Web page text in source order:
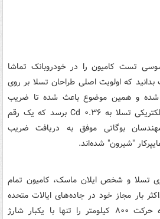
تست کامیون را در خودروبانک تماشا
بدانید که اولویت اصلی طراحان تسلا بر روی
شده و همین موضوع باعث شده تا ضریب
آیرودینامیکی اولین کامیون الکتریکی تسلا به Cd ۰.۳۶ برسد که یک رقم
بوگاتی موفق به دریافت ضریب
تسلا و شخص ایلان ماسک، کامیون تمام
بار مجاز خود در جاده‌های ایالات متحده
آمریکا بویژه بزرگراه، محدوده حرکت ۸۰۰ کیلومتر را تنها با یکبار شارژ